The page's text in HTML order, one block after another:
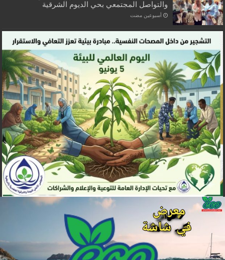
والتواصل المجتمعي بحي الديوم الشرقية
‏أسبوعين مضت